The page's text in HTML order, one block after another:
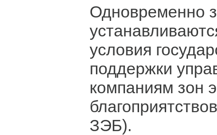
Одновременно
условия
поддержки
компаниям зон
ЗЭБ).